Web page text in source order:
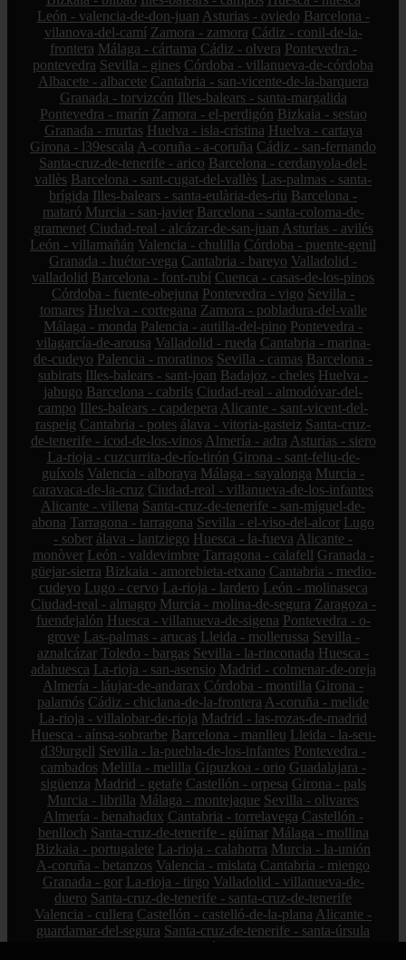
León - valencia-de-don-juan Asturias - oviedo Barcelona -
vilanova-del-camí Zamora - zamora Cádiz - conil-de-la-
frontera Málaga - cártama Cádiz - olvera Pontevedra -
pontevedra Sevilla - gines Córdoba - villanueva-de-córdoba
Albacete - albacete Cantabria - san-vicente-de-la-barquera
Granada - torvizcón Illes-balears - santa-margalida
Pontevedra - marín Zamora - el-perdigón Bizkaia - sestao
Granada - murtas Huelva - isla-cristina Huelva - cartaya
Girona - l39escala A-coruña - a-coruña Cádiz - san-fernando
Santa-cruz-de-tenerife - arico Barcelona - cerdanyola-del-
vallès Barcelona - sant-cugat-del-vallès Las-palmas - santa-
brígida Illes-balears - santa-eulària-des-riu Barcelona -
mataró Murcia - san-javier Barcelona - santa-coloma-de-
gramenet Ciudad-real - alcázar-de-san-juan Asturias - avilés
León - villamañán Valencia - chulilla Córdoba - puente-genil
Granada - huétor-vega Cantabria - bareyo Valladolid -
valladolid Barcelona - font-rubí Cuenca - casas-de-los-pinos
Córdoba - fuente-obejuna Pontevedra - vigo Sevilla -
tomares Huelva - cortegana Zamora - pobladura-del-valle
Málaga - monda Palencia - autilla-del-pino Pontevedra -
vilagarcía-de-arousa Valladolid - rueda Cantabria - marina-
de-cudeyo Palencia - moratinos Sevilla - camas Barcelona -
subirats Illes-balears - sant-joan Badajoz - cheles Huelva -
jabugo Barcelona - cabrils Ciudad-real - almodóvar-del-
campo Illes-balears - capdepera Alicante - sant-vicent-del-
raspeig Cantabria - potes álava - vitoria-gasteiz Santa-cruz-
de-tenerife - icod-de-los-vinos Almería - adra Asturias - siero
La-rioja - cuzcurrita-de-río-tirón Girona - sant-feliu-de-
guíxols Valencia - alboraya Málaga - sayalonga Murcia -
caravaca-de-la-cruz Ciudad-real - villanueva-de-los-infantes
Alicante - villena Santa-cruz-de-tenerife - san-miguel-de-
abona Tarragona - tarragona Sevilla - el-viso-del-alcor Lugo
- sober álava - lantziego Huesca - la-fueva Alicante -
monòver León - valdevimbre Tarragona - calafell Granada -
güejar-sierra Bizkaia - amorebieta-etxano Cantabria - medio-
cudeyo Lugo - cervo La-rioja - lardero León - molinaseca
Ciudad-real - almagro Murcia - molina-de-segura Zaragoza -
fuendejalón Huesca - villanueva-de-sigena Pontevedra - o-
grove Las-palmas - arucas Lleida - mollerussa Sevilla -
aznalcázar Toledo - bargas Sevilla - la-rinconada Huesca -
adahuesca La-rioja - san-asensio Madrid - colmenar-de-oreja
Almería - láujar-de-andarax Córdoba - montilla Girona -
palamós Cádiz - chiclana-de-la-frontera A-coruña - melide
La-rioja - villalobar-de-rioja Madrid - las-rozas-de-madrid
Huesca - aínsa-sobrarbe Barcelona - manlleu Lleida - la-seu-
d39urgell Sevilla - la-puebla-de-los-infantes Pontevedra -
cambados Melilla - melilla Gipuzkoa - orio Guadalajara -
sigüenza Madrid - getafe Castellón - orpesa Girona - pals
Murcia - librilla Málaga - montejaque Sevilla - olivares
Almería - benahadux Cantabria - torrelavega Castellón -
benlloch Santa-cruz-de-tenerife - güímar Málaga - mollina
Bizkaia - portugalete La-rioja - calahorra Murcia - la-unión
A-coruña - betanzos Valencia - mislata Cantabria - miengo
Granada - gor La-rioja - tirgo Valladolid - villanueva-de-
duero Santa-cruz-de-tenerife - santa-cruz-de-tenerife
Valencia - cullera Castellón - castelló-de-la-plana Alicante -
guardamar-del-segura Santa-cruz-de-tenerife - santa-úrsula
Málaga - estepona